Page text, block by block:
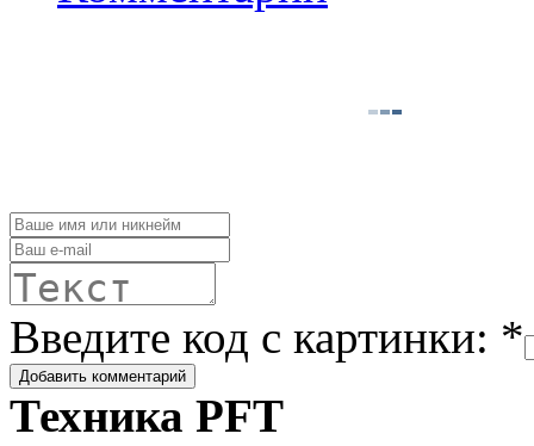
Введите код с картинки: *
Техника PFT